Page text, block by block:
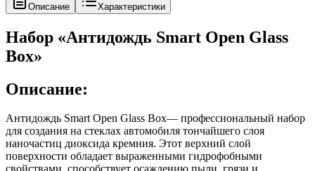
Описание Характеристики
Набор «Антидождь Smart Open Glass
Box»
Описание:
Антидождь Smart Open Glass Box— профессиональный набор
для создания на стеклах автомобиля тончайшего слоя
наночастиц диоксида кремния. Этот верхний слой
поверхности обладает выраженными гидрофобными